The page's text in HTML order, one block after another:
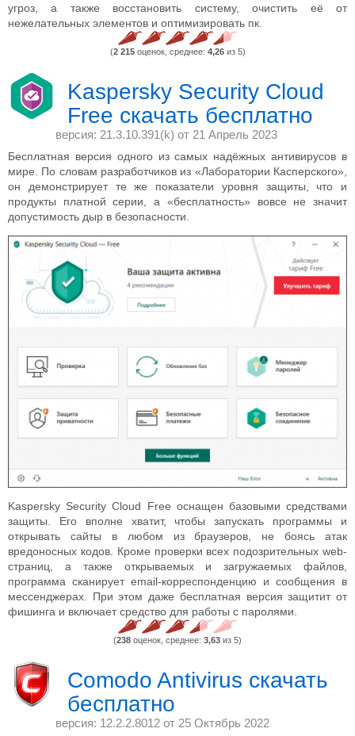
угроз, а также восстановить систему, очистить её от
нежелательных элементов и оптимизировать пк.
(2 215оценок, среднее: 4,26из 5)
Kaspersky Security Cloud
Free скачать бесплатно
версия: 21.3.10.391(k) от 21 Апрель 2023
Бесплатная версия одного из самых надёжных антивирусов в
мире. По словам разработчиков из «Лаборатории Касперского»,
он демонстрирует те же показатели уровня защиты, что и
продукты платной серии, а «бесплатность» вовсе не значит
допустимость дыр в безопасности.
Kaspersky Security Cloud Free оснащен базовыми средствами
защиты. Его вполне хватит, чтобы запускать программы и
открывать сайты в любом из браузеров, не боясь атак
вредоносных кодов. Кроме проверки всех подозрительных web-
страниц, а также открываемых и загружаемых файлов,
программа сканирует email-корреспонденцию и сообщения в
мессенджерах. При этом даже бесплатная версия защитит от
фишинга и включает средство для работы с паролями.
(238 оценок, среднее: 3,63 из 5)
Comodo Antivirus скачать
бесплатно
версия: 12.2.2.8012 от 25 Октябрь 2022